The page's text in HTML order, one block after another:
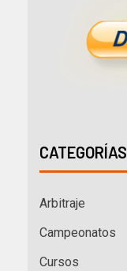
CATEGORÍAS
Arbitraje
Campeonatos
Cursos